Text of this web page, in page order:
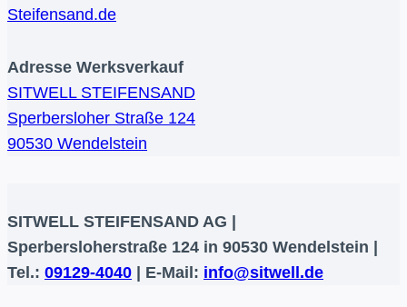
Steifensand.de
Adresse Werksverkauf
SITWELL STEIFENSAND
Sperbersloher Straße 124
90530 Wendelstein
SITWELL STEIFENSAND AG |
Sperbersloherstraße 124 in 90530 Wendelstein |
Tel.: 09129-4040 | E-Mail: info@sitwell.de